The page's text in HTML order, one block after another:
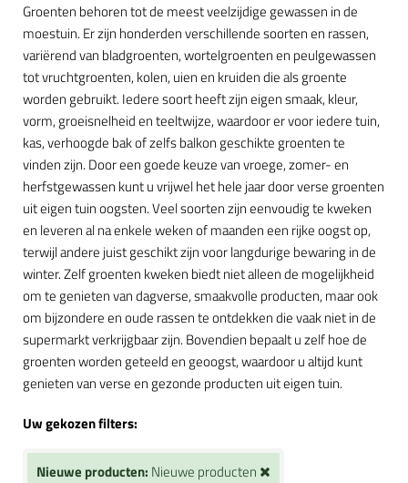
Groenten behoren tot de meest veelzijdige gewassen in de
moestuin. Er zijn honderden verschillende soorten en rassen,
variërend van bladgroenten, wortelgroenten en peulgewassen
tot vruchtgroenten, kolen, uien en kruiden die als groente
worden gebruikt. Iedere soort heeft zijn eigen smaak, kleur,
vorm, groeisnelheid en teeltwijze, waardoor er voor iedere tuin,
kas, verhoogde bak of zelfs balkon geschikte groenten te
vinden zijn. Door een goede keuze van vroege, zomer- en
herfstgewassen kunt u vrijwel het hele jaar door verse groenten
uit eigen tuin oogsten. Veel soorten zijn eenvoudig te kweken
en leveren al na enkele weken of maanden een rijke oogst op,
terwijl andere juist geschikt zijn voor langdurige bewaring in de
winter. Zelf groenten kweken biedt niet alleen de mogelijkheid
om te genieten van dagverse, smaakvolle producten, maar ook
om bijzondere en oude rassen te ontdekken die vaak niet in de
supermarkt verkrijgbaar zijn. Bovendien bepaalt u zelf hoe de
groenten worden geteeld en geoogst, waardoor u altijd kunt
genieten van verse en gezonde producten uit eigen tuin.
Uw gekozen filters:
Nieuwe producten: Nieuwe producten